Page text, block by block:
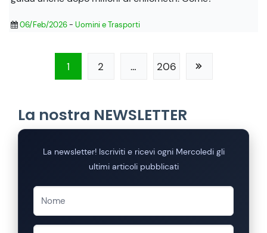
06/Feb/2026- Uomini e Trasporti
1 2 … 206
La nostra NEWSLETTER
La newsletter! Iscriviti e ricevi ogni Mercoledi gli
ultimi articoli pubblicati